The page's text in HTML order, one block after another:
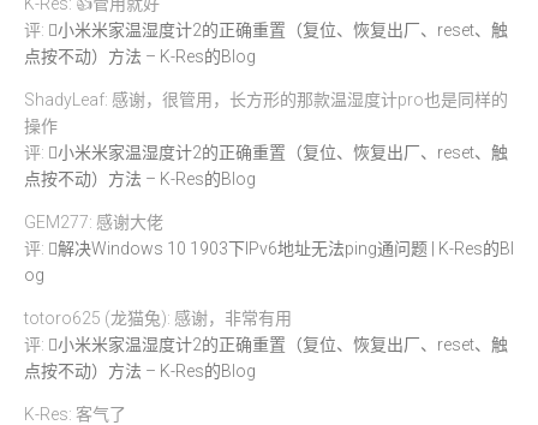
评:
小米米家温湿度计2的正确重置（复位、恢复出厂、reset、触
点按不动）方法 – K-Res的Blog
ShadyLeaf: 感谢，很管用，长方形的那款温湿度计pro也是同样的
操作
评:
小米米家温湿度计2的正确重置（复位、恢复出厂、reset、触
点按不动）方法 – K-Res的Blog
GEM277: 感谢大佬
评:
解决Windows 10 1903下IPv6地址无法ping通问题 | K-Res的Bl
og
totoro625 (龙猫兔): 感谢，非常有用
评:
小米米家温湿度计2的正确重置（复位、恢复出厂、reset、触
点按不动）方法 – K-Res的Blog
K-Res: 客气了